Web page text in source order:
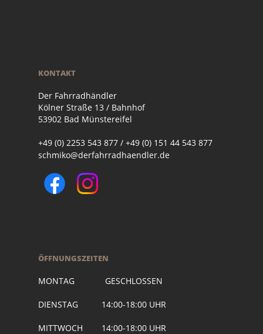
KONTAKT
Der Fahrradhändler
Kölner Straße 13 / Bahnhof
53902 Bad Münstereifel
+49 (0) 2253 543 877 / +49 (0) 151 44 543 877
schmiko@derfahrradhaendler.de
ÖFFNUNGSZEITEN
MONTAG GESCHLOSSEN
DIENSTAG 14:00-18:00 UHR
MITTWOCH 14:00-18:00 UHR